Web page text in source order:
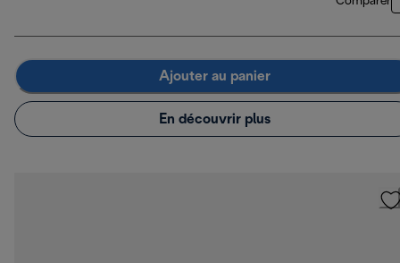
Ajouter au panier
En découvrir plus